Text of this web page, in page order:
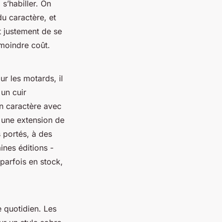
On
caractère, et
justement de se
coût.
les motards, il
cuir
caractère avec
extension de
portés, à des
éditions -
en stock,
quotidien. Les